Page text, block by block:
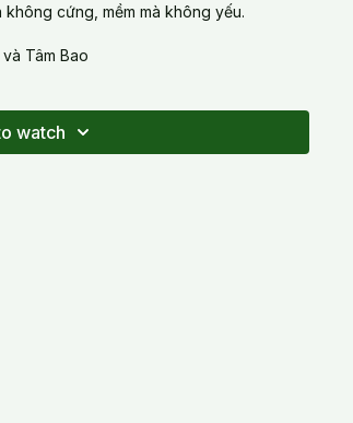
cứng, mềm mà không yếu.
Tâm Bao
watch